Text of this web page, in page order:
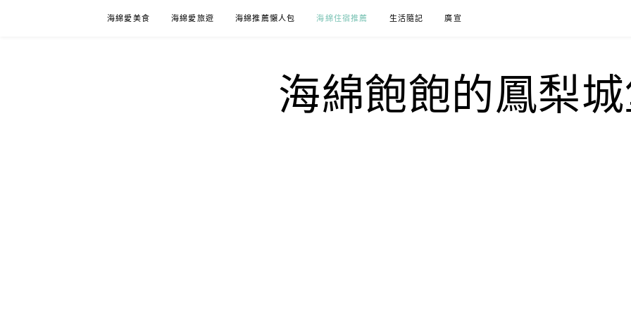
海綿愛美食 海綿愛旅遊 海綿推薦懶人包 海綿住宿推薦 生活隨記 廣宣
海綿飽飽的鳳梨